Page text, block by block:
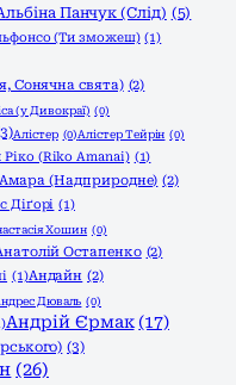
Панчук (Слід) (5)
(Ти зможеш) (1)
Сонячна свята) (2)
(у Дивокраї) (0)
Алістер (0)Алістер Тейрін (0)
(Riko Amanai) (1)
(Надприродне) (2)
Діґорі (1)
Хошин (0)
Остапенко (2)
(1)Андайн (2)
Дюваль (0)
Андрій Єрмак (17)
(3)
(26)